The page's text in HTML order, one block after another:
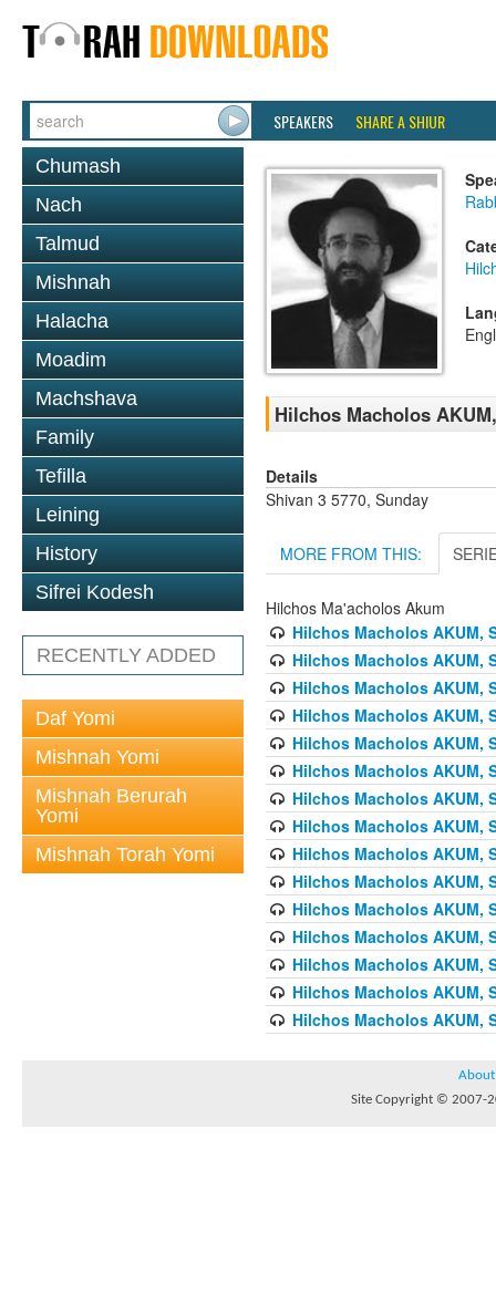
SPEAKERS SHARE A SHIUR
Chumash
Nach
Talmud
Mishnah
Halacha
Moadim
Machshava
Family
Tefilla
Leining
History
Sifrei Kodesh
RECENTLY ADDED
Daf Yomi
Mishnah Yomi
Mishnah Berurah
Yomi
Mishnah Torah Yomi
Hilchos Macholos
Details
Shivan 3 5770, Sunday
MORE FROM THIS:
Hilchos Ma'acholos Akum
Hilchos Macholos AKUM,
Hilchos Macholos AKUM,
Hilchos Macholos AKUM,
Hilchos Macholos AKUM,
Hilchos Macholos AKUM,
Hilchos Macholos AKUM,
Hilchos Macholos AKUM,
Hilchos Macholos AKUM,
Hilchos Macholos AKUM,
Hilchos Macholos AKUM,
Hilchos Macholos AKUM,
Hilchos Macholos AKUM,
Hilchos Macholos AKUM,
Hilchos Macholos AKUM,
Hilchos Macholos AKUM,
About
Site Copyright © 2007-